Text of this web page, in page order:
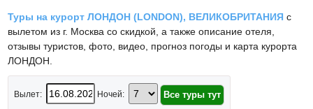
Туры на курорт ЛОНДОН (LONDON), ВЕЛИКОБРИТАНИЯ с
вылетом из г. Москва со скидкой, а также описание отеля,
отзывы туристов, фото, видео, прогноз погоды и карта курорта
ЛОНДОН.
Вылет: Ночей: